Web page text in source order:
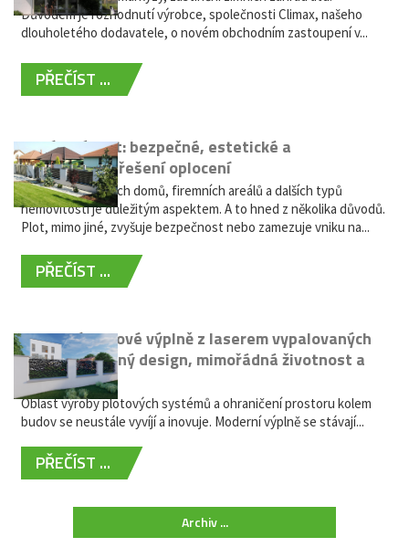
Důvodem je rozhodnutí výrobce, společnosti Climax, našeho
dlouholetého dodavatele, o novém obchodním zastoupení v...
PŘEČÍST ...
Hliníkový plot: bezpečné, estetické a
bezúdržbové řešení oplocení
Oplocení rodinných domů, firemních areálů a dalších typů
nemovitostí je důležitým aspektem. A to hned z několika důvodů.
Plot, mimo jiné, zvyšuje bezpečnost nebo zamezuje vniku na...
PŘEČÍST ...
Moderní plotové výplně z laserem vypalovaných
kovů: výjimečný design, mimořádná životnost a
žádná údržba
Oblast výroby plotových systémů a ohraničení prostoru kolem
budov se neustále vyvíjí a inovuje. Moderní výplně se stávají...
PŘEČÍST ...
Archiv ...